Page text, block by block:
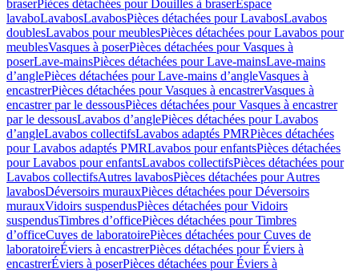
braserPièces détachées pour Douilles à braserEspace
lavaboLavabosLavabosPièces détachées pour LavabosLavabos
doublesLavabos pour meublesPièces détachées pour Lavabos pour
meublesVasques à poserPièces détachées pour Vasques à
poserLave-mainsPièces détachées pour Lave-mainsLave-mains
d’anglePièces détachées pour Lave-mains d’angleVasques à
encastrerPièces détachées pour Vasques à encastrerVasques à
encastrer par le dessousPièces détachées pour Vasques à encastrer
par le dessousLavabos d’anglePièces détachées pour Lavabos
d’angleLavabos collectifsLavabos adaptés PMRPièces détachées
pour Lavabos adaptés PMRLavabos pour enfantsPièces détachées
pour Lavabos pour enfantsLavabos collectifsPièces détachées pour
Lavabos collectifsAutres lavabosPièces détachées pour Autres
lavabosDéversoirs murauxPièces détachées pour Déversoirs
murauxVidoirs suspendusPièces détachées pour Vidoirs
suspendusTimbres dʼofficePièces détachées pour Timbres
dʼofficeCuves de laboratoirePièces détachées pour Cuves de
laboratoireÉviers à encastrerPièces détachées pour Éviers à
encastrerÉviers à poserPièces détachées pour Éviers à